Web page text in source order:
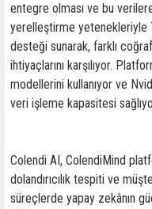
entegre olması ve bu
yerelleştirme yetenekleriyle
desteği sunarak, farklı
ihtiyaçlarını karşılıyor.
modellerini kullanıyor ve
veri işleme kapasitesi
Colendi AI, ColendiMind
dolandırıcılık tespiti ve
süreçlerde yapay zekânın